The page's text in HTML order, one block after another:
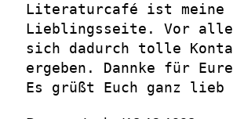
Literaturcafé ist meine
Lieblingsseite. Vor
sich dadurch tolle
ergeben. Dannke für
Es grüßt Euch ganz lieb